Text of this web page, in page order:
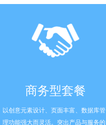
商务型套餐
以创意元素设计、页面丰富、数据库管
理功能强大而灵活。突出产品与服务的